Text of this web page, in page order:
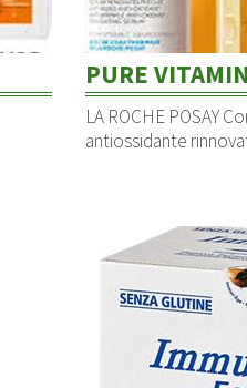
PURE
LA ROCHE POSAY
antiossidante